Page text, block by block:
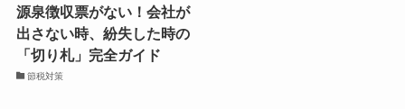
源泉徴収票がない！会社が
出さない時、紛失した時の
「切り札」完全ガイド
節税対策